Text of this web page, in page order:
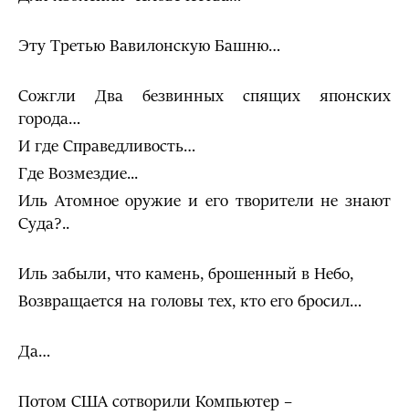
Эту Третью Вавилонскую Башню…
Сожгли Два безвинных спящих японских
города…
И где Справедливость…
Где Возмездие...
Иль Атомное оружие и его творители не знают
Суда?..
Иль забыли, что камень, брошенный в Небо,
Возвращается на головы тех, кто его бросил…
Да…
Потом США сотворили Компьютер –